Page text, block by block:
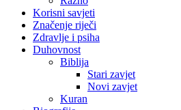
Korisni savjeti
Značenje riječi
Zdravlje i psiha
Duhovnost
Biblija
Stari zavjet
Novi zavjet
Kuran